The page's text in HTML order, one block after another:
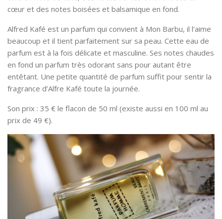
cœur et des notes boisées et balsamique en fond.
Alfred Kafé est un parfum qui convient à Mon Barbu, il l’aime
beaucoup et il tient parfaitement sur sa peau. Cette eau de
parfum est à la fois délicate et masculine. Ses notes chaudes
en fond un parfum très odorant sans pour autant être
entêtant. Une petite quantité de parfum suffit pour sentir la
fragrance d’Alfre Kafé toute la journée.
Son prix : 35 € le flacon de 50 ml (existe aussi en 100 ml au
prix de 49 €).